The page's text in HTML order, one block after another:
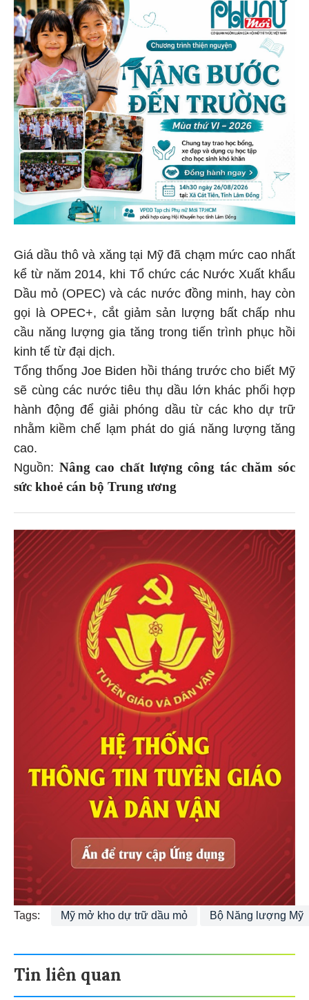
Giá dầu thô và xăng tại Mỹ đã chạm mức cao nhất
kể từ năm 2014, khi Tổ chức các Nước Xuất khẩu
Dầu mỏ (OPEC) và các nước đồng minh, hay còn
gọi là OPEC+, cắt giảm sản lượng bất chấp nhu
cầu năng lượng gia tăng trong tiến trình phục hồi
kinh tế từ đại dịch.
Tổng thống Joe Biden hồi tháng trước cho biết Mỹ
sẽ cùng các nước tiêu thụ dầu lớn khác phối hợp
hành động để giải phóng dầu từ các kho dự trữ
nhằm kiềm chế lạm phát do giá năng lượng tăng
cao.
Nguồn: Nâng cao chất lượng công tác chăm sóc
sức khoẻ cán bộ Trung ương
Tags: Mỹ mở kho dự trữ dầu mỏ Bộ Năng lượng Mỹ
Tin liên quan